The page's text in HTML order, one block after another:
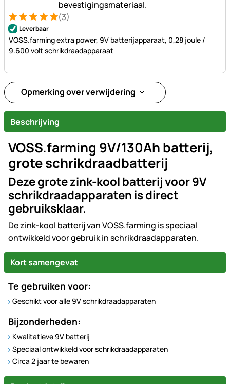
Beoordeling: 5 van 5 (3 beoordelingen)
3 Bewertungen
(3)
Leverbaar
VOSS.farming extra power, 9V batterijapparaat, 0,28 joule /
9.600 volt schrikdraadapparaat
Opmerking over verwijdering
Beschrijving
VOSS.farming 9V/130Ah batterij,
grote schrikdraadbatterij
Deze grote zink-kool batterij voor 9V
schrikdraadapparaten is direct
gebruiksklaar.
De zink-kool batterij van VOSS.farming is speciaal
ontwikkeld voor gebruik in schrikdraadapparaten.
Kort samengevat
Te gebruiken voor:
Geschikt voor alle 9V schrikdraadapparaten
Bijzonderheden:
Kwalitatieve 9V batterij
Speciaal ontwikkeld voor schrikdraadapparaten
Circa 2 jaar te bewaren